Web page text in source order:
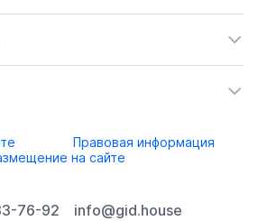
Правовая информация
на сайте
76-92 info@gid.house